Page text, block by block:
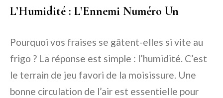
L’Humidité : L’Ennemi Numéro Un
Pourquoi vos fraises se gâtent-elles si vite au
frigo ? La réponse est simple : l’humidité. C’est
le terrain de jeu favori de la moisissure. Une
bonne circulation de l’air est essentielle pour